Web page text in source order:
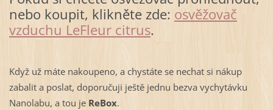
nebo koupit, klikněte zde: osvěžovač
vzduchu LeFleur citrus.
Když už máte nakoupeno, a chystáte se nechat si nákup
zabalit a poslat, doporučuji ještě jednu bezva vychytávku
Nanolabu, a tou je ReBox.